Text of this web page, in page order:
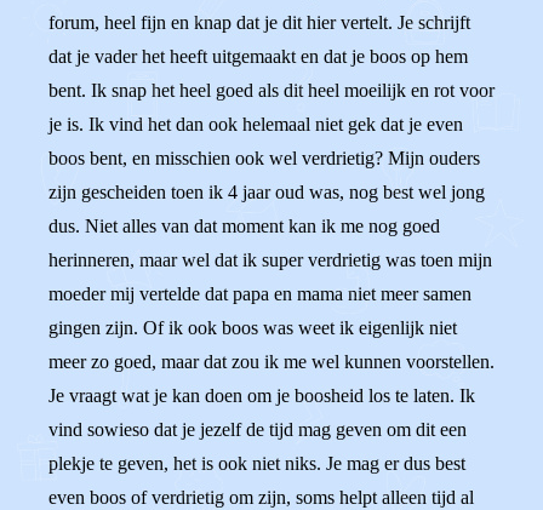
forum, heel fijn en knap dat je dit hier vertelt. Je schrijft
dat je vader het heeft uitgemaakt en dat je boos op hem
bent. Ik snap het heel goed als dit heel moeilijk en rot voor
je is. Ik vind het dan ook helemaal niet gek dat je even
boos bent, en misschien ook wel verdrietig? Mijn ouders
zijn gescheiden toen ik 4 jaar oud was, nog best wel jong
dus. Niet alles van dat moment kan ik me nog goed
herinneren, maar wel dat ik super verdrietig was toen mijn
moeder mij vertelde dat papa en mama niet meer samen
gingen zijn. Of ik ook boos was weet ik eigenlijk niet
meer zo goed, maar dat zou ik me wel kunnen voorstellen.
Je vraagt wat je kan doen om je boosheid los te laten. Ik
vind sowieso dat je jezelf de tijd mag geven om dit een
plekje te geven, het is ook niet niks. Je mag er dus best
even boos of verdrietig om zijn, soms helpt alleen tijd al